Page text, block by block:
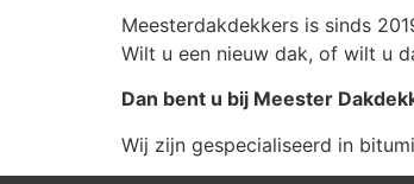
Meesterdakdekkers is sinds
Wilt u een nieuw dak, of wilt u
Dan bent u bij Meester
Wij zijn gespecialiseerd in